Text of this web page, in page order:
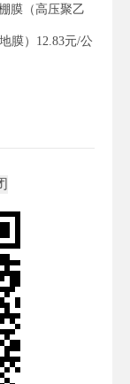
膜（高压聚乙
膜）12.83元/公